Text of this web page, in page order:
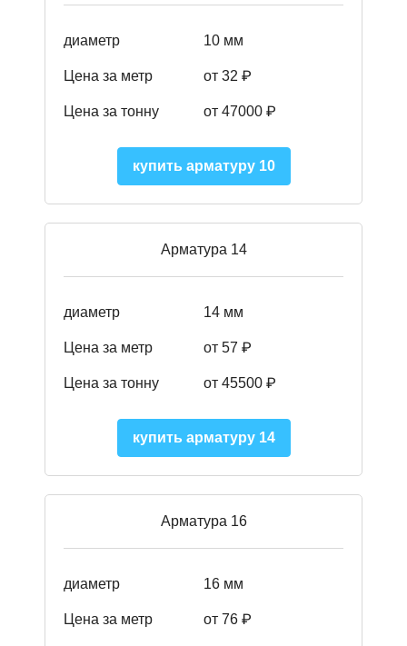
диаметр 10 мм
Цена за метр от 32 ₽
Цена за тонну от 47000 ₽
купить арматуру 10
Арматура 14
диаметр 14 мм
Цена за метр от 57 ₽
Цена за тонну от 45500 ₽
купить арматуру 14
Арматура 16
диаметр 16 мм
Цена за метр от 76 ₽